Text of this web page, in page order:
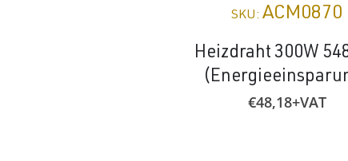
SKU:ACM0870
Heizdraht 300W
€48,18+VAT